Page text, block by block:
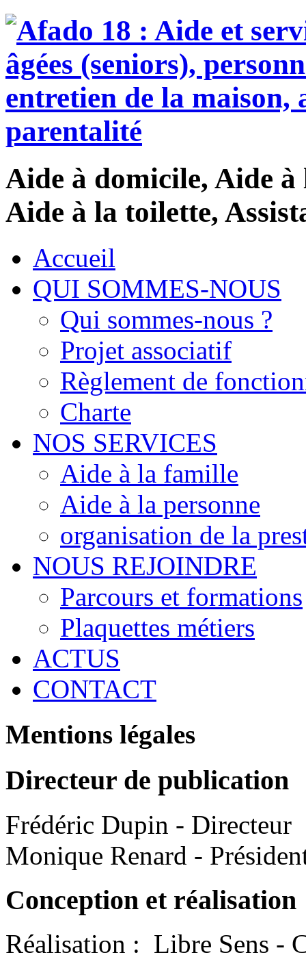
Aide à domicile, Aide
Aide à la toilette,
Accueil
QUI SOMMES-NOUS
Qui sommes-nous ?
Projet associatif
Règlement de
Charte
NOS SERVICES
Aide à la famille
Aide à la personne
organisation de la
NOUS REJOINDRE
Parcours et formations
Plaquettes métiers
ACTUS
CONTACT
Mentions légales
Directeur de publication
Frédéric Dupin - Directeur
Monique Renard -
Conception et réalisation
Réalisation : Libre Sens -